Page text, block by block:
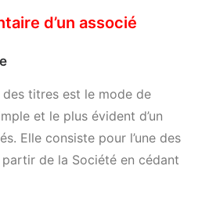
d’un associé
des titres est le mode de
et le plus évident d’un
Elle consiste pour l’une des
de la Société en cédant